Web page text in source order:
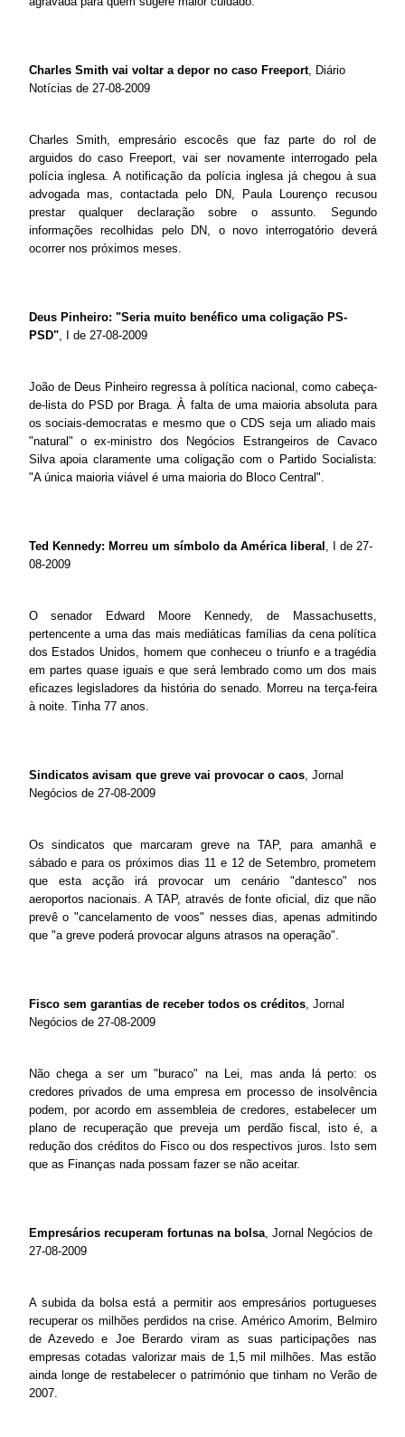
Charles Smith vai voltar a depor no caso Freeport, Diário
Notícias de 27-08-2009
Charles Smith, empresário escocês que faz parte do rol de
arguidos do caso Freeport, vai ser novamente interrogado pela
polícia inglesa. A notificação da polícia inglesa já chegou à sua
advogada mas, contactada pelo DN, Paula Lourenço recusou
prestar qualquer declaração sobre o assunto. Segundo
informações recolhidas pelo DN, o novo interrogatório deverá
ocorrer nos próximos meses.
Deus Pinheiro: "Seria muito benéfico uma coligação PS-
PSD", I de 27-08-2009
João de Deus Pinheiro regressa à política nacional, como cabeça-
de-lista do PSD por Braga. À falta de uma maioria absoluta para
os sociais-democratas e mesmo que o CDS seja um aliado mais
"natural" o ex-ministro dos Negócios Estrangeiros de Cavaco
Silva apoia claramente uma coligação com o Partido Socialista:
"A única maioria viável é uma maioria do Bloco Central".
Ted Kennedy: Morreu um símbolo da América liberal , I de 27-
08-2009
O senador Edward Moore Kennedy, de Massachusetts,
pertencente a uma das mais mediáticas famílias da cena política
dos Estados Unidos, homem que conheceu o triunfo e a tragédia
em partes quase iguais e que será lembrado como um dos mais
eficazes legisladores da história do senado. Morreu na terça-feira
à noite. Tinha 77 anos.
Sindicatos avisam que greve vai provocar o caos, Jornal
Negócios de 27-08-2009
Os sindicatos que marcaram greve na TAP, para amanhã e
sábado e para os próximos dias 11 e 12 de Setembro, prometem
que esta acção irá provocar um cenário "dantesco" nos
aeroportos nacionais. A TAP, através de fonte oficial, diz que não
prevê o "cancelamento de voos" nesses dias, apenas admitindo
que "a greve poderá provocar alguns atrasos na operação".
Fisco sem garantias de receber todos os créditos, Jornal
Negócios de 27-08-2009
Não chega a ser um "buraco" na Lei, mas anda lá perto: os
credores privados de uma empresa em processo de insolvência
podem, por acordo em assembleia de credores, estabelecer um
plano de recuperação que preveja um perdão fiscal, isto é, a
redução dos créditos do Fisco ou dos respectivos juros. Isto sem
que as Finanças nada possam fazer se não aceitar.
Empresários recuperam fortunas na bolsa, Jornal Negócios de
27-08-2009
A subida da bolsa está a permitir aos empresários portugueses
recuperar os milhões perdidos na crise. Américo Amorim, Belmiro
de Azevedo e Joe Berardo viram as suas participações nas
empresas cotadas valorizar mais de 1,5 mil milhões. Mas estão
ainda longe de restabelecer o património que tinham no Verão de
2007.